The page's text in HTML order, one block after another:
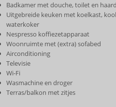
Badkamer met douche, toilet en
Uitgebreide keuken met koelkast,
waterkoker
Nespresso koffiezetapparaat
Woonruimte met (extra) sofabed
Airconditioning
Televisie
Wi-Fi
Wasmachine en droger
Terras/balkon met zitjes